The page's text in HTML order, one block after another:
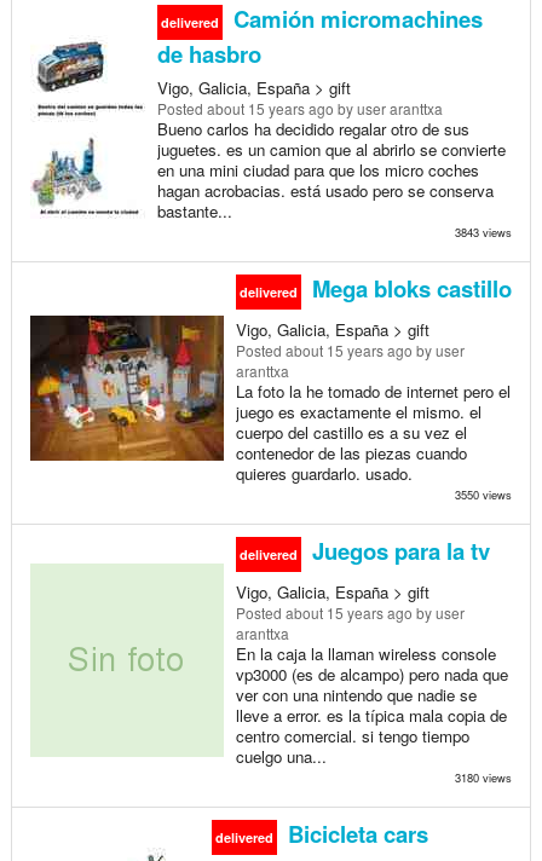
delivered
Camión micromachines
de hasbro
Vigo, Galicia, España > gift
Posted about 15 years ago by user aranttxa
Bueno carlos ha decidido regalar otro de sus
juguetes. es un camion que al abrirlo se convierte
en una mini ciudad para que los micro coches
hagan acrobacias. está usado pero se conserva
bastante...
3843 views
delivered Mega bloks castillo
Vigo, Galicia, España > gift
Posted about 15 years ago by user
aranttxa
La foto la he tomado de internet pero el
juego es exactamente el mismo. el
cuerpo del castillo es a su vez el
contenedor de las piezas cuando
quieres guardarlo. usado.
3550 views
delivered Juegos para la tv
Vigo, Galicia, España > gift
Posted about 15 years ago by user
aranttxa
En la caja la llaman wireless console
vp3000 (es de alcampo) pero nada que
ver con una nintendo que nadie se
lleve a error. es la típica mala copia de
centro comercial. si tengo tiempo
cuelgo una...
3180 views
delivered Bicicleta cars